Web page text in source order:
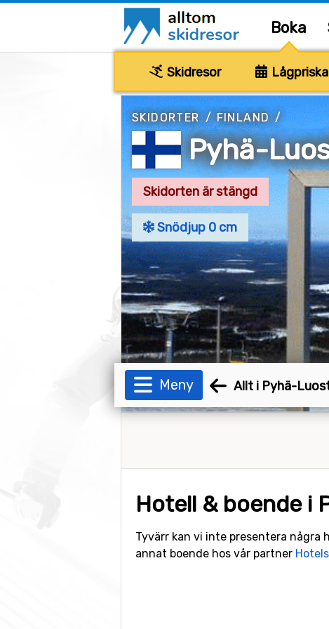
Boka
Skidresor
SKIDORTER/FINLAND/
Pyhä-
Skidorten är stängd
Snödjup 0 cm
Meny Allt i Pyhä-
Hotell & boende i
Tyvärr kan vi inte presentera några
annat boende hos vår partner